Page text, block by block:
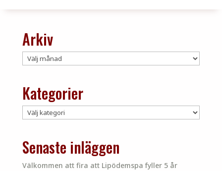
Arkiv
Arkiv
Kategorier
Kategorier
Senaste inläggen
Välkommen att fira att Lipödemspa fyller 5 år